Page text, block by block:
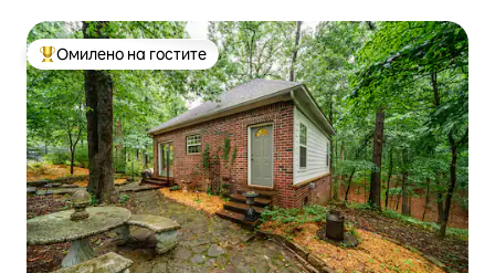
Меѓу најуспешните „Омилени на гостите“
Омилено на гостите